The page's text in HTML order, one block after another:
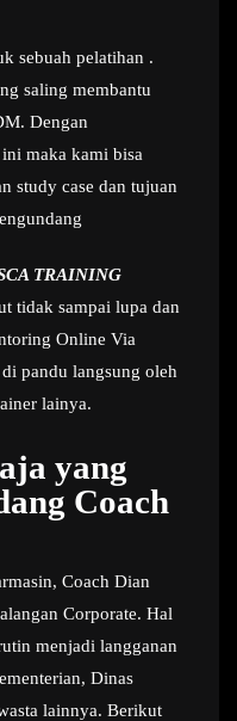
sebuah pelatihan .
saling membantu
Dengan
maka kami bisa
study case dan tujuan
TRAINING
tidak sampai lupa dan
Online Via
pandu langsung oleh
lainya.
yang
Coach
Coach Dian
Corporate. Hal
menjadi langganan
Dinas
lainnya. Berikut